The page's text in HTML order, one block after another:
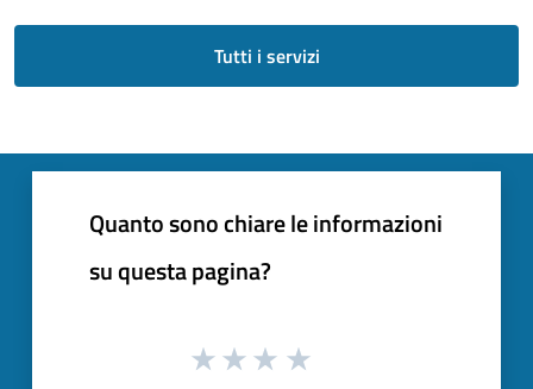
Tutti i servizi
Quanto sono chiare le informazioni
su questa pagina?